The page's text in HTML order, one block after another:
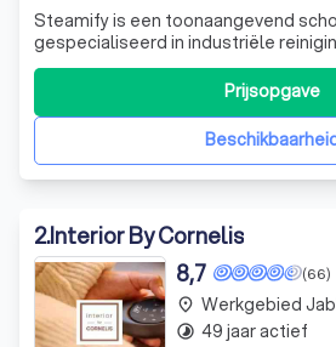
Steamify is een toonaangevend
gespecialiseerd in industriële
ontstoffingswerken. Met een passie
kwaliteit bieden wij gespecialiseerde
schoonmaakoplossingen voor
voedingsindustrie, horeca,
Prijsopgave
2.Interior By Cornelis
(66)
8,7
place Werkgebied
timelapse 49 jaar actief